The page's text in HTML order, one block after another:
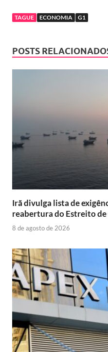
TAGUE ECONOMIA G1
POSTS
Irã divulga lista de
reabertura do Estreito
8 de agosto de 2026